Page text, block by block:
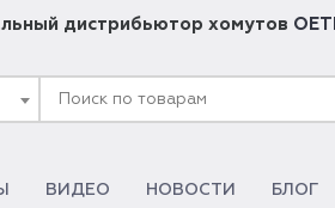
дистрибьютор хомутов
ВИДЕО НОВОСТИ БЛОГ